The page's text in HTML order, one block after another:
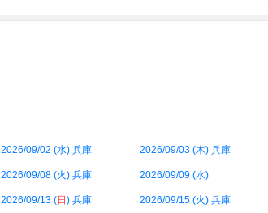
2026/09/02 (水) 兵庫 2026/09/03 (木) 兵庫
2026/09/08 (火) 兵庫 2026/09/09 (水)
2026/09/13 (日 ) 兵庫 2026/09/15 (火) 兵庫